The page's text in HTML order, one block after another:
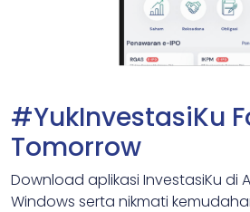
#YukInvestasiKu
Tomorrow
Download aplikasi InvestasiKu di
Windows serta nikmati